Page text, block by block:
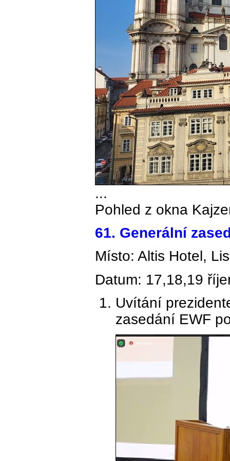
...
Pohled z okna
61. Generální
Místo: Altis Hotel,
Datum: 17,18,19
Uvítání
zasedání EWF